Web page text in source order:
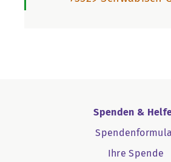
Spenden &
Ihre Spende